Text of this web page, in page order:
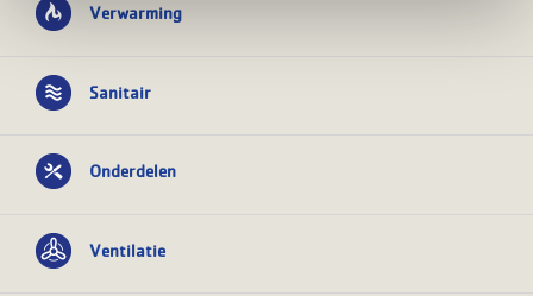
Verwarming
Sanitair
Onderdelen
Ventilatie